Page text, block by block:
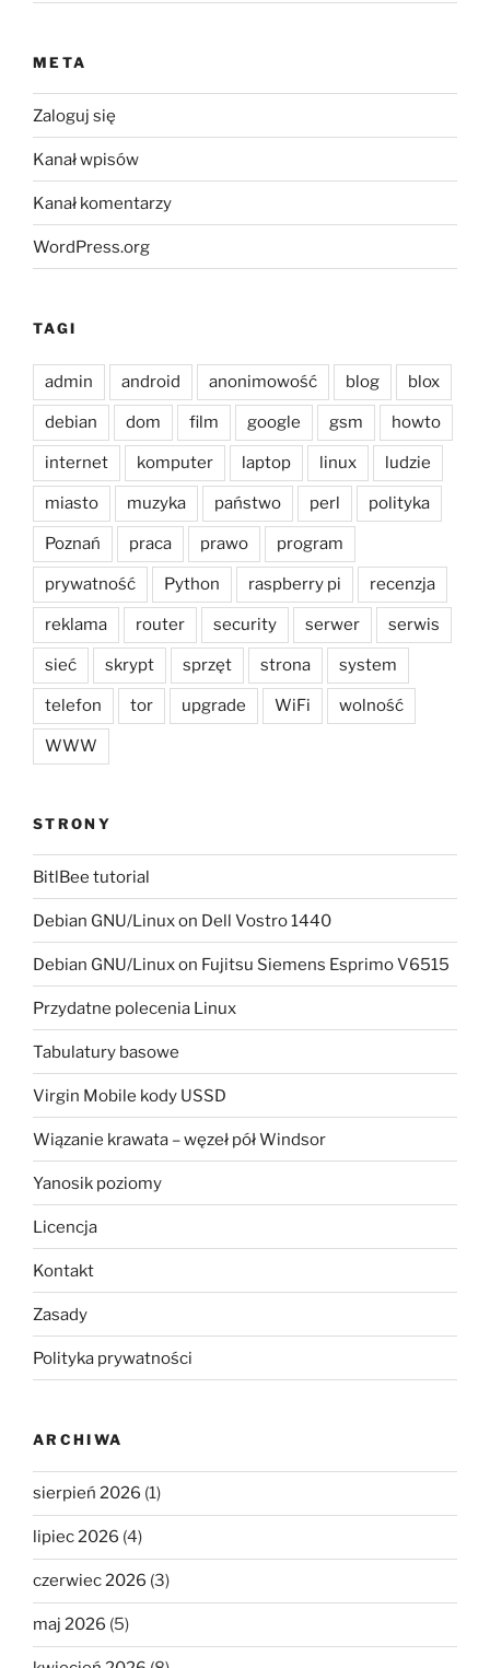
META
Zaloguj się
Kanał wpisów
Kanał komentarzy
WordPress.org
TAGI
admin android anonimowość blog blox
debian dom film google gsm howto
internet komputer laptop linux ludzie
miasto muzyka państwo perl polityka
Poznań praca prawo program
prywatność Python raspberry pi recenzja
reklama router security serwer serwis
sieć skrypt sprzęt strona system
telefon tor upgrade WiFi wolność
WWW
STRONY
BitlBee tutorial
Debian GNU/Linux on Dell Vostro 1440
Debian GNU/Linux on Fujitsu Siemens Esprimo V6515
Przydatne polecenia Linux
Tabulatury basowe
Virgin Mobile kody USSD
Wiązanie krawata – węzeł pół Windsor
Yanosik poziomy
Licencja
Kontakt
Zasady
Polityka prywatności
ARCHIWA
sierpień 2026 (1)
lipiec 2026 (4)
czerwiec 2026 (3)
maj 2026 (5)